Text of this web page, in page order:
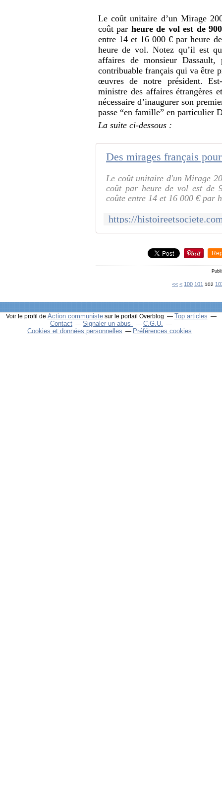
Le coût unitaire d’un Mirage
coût par heure de vol est de
entre 14 et 16 000 € par heure
heure de vol. Notez qu’il est
affaires de monsieur
contribuable français qui va être
œuvres de notre président.
ministre des affaires étrangères
nécessaire d’inaugurer son
passe “en famille” en particulier
La suite ci-dessous :
Le coût unitaire d'un Mirage
coût par heure de vol est de
coûte entre 14 et 16 000 € par
<< < 100 101 102
Voir le profil de Action communistesur le portail Overblog
Top articles
Contact
Signaler un abus
C.G.U.
Cookies et données personnelles
Préférences cookies